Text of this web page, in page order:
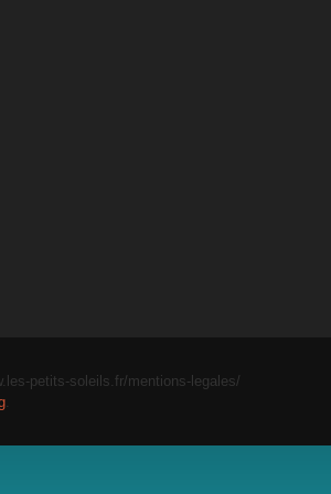
petits-soleils.fr/mentions-legales/